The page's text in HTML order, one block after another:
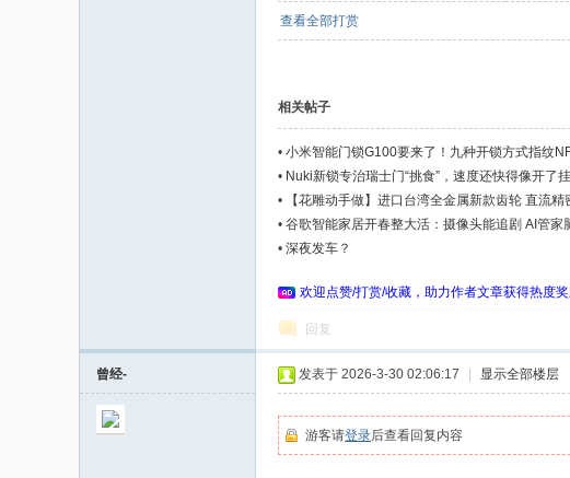
查看全部打赏
相关帖子
• 小米智能门锁G100要来了！九种开锁方式指纹
• Nuki新锁专治瑞士门“挑食”，速度还快得像开了
•
【花雕动手做】进口台湾全金属新款齿轮 直流
• 谷歌智能家居开春整大活：摄像头能追剧 AI管家
• 深夜发车？
欢迎点赞/打赏/收藏，助力作者文章获得热度
回复
曾经- 发表于 2026-3-30 02:06:17 显示全部楼层
游客请登录后查看回复内容